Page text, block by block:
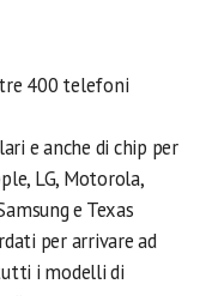
400 telefoni
e anche di chip per
LG, Motorola,
e Texas
per arrivare ad
i modelli di